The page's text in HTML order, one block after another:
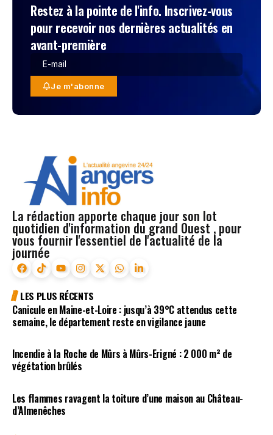
Restez à la pointe de l'info. Inscrivez-vous
pour recevoir nos dernières actualités en
avant-première
Je m'abonne
La rédaction apporte chaque jour son lot
quotidien d'information du grand Ouest , pour
vous fournir l'essentiel de l'actualité de la
journée
LES PLUS RÉCENTS
Canicule en Maine-et-Loire : jusqu’à 39°C attendus cette
semaine, le département reste en vigilance jaune
Incendie à la Roche de Mûrs à Mûrs-Erigné : 2 000 m² de
végétation brûlés
Les flammes ravagent la toiture d’une maison au Château-
d’Almenêches